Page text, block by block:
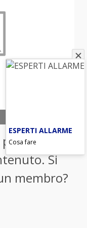
per
Si
membro?
ESPERTI ALLARME
Cosa fare